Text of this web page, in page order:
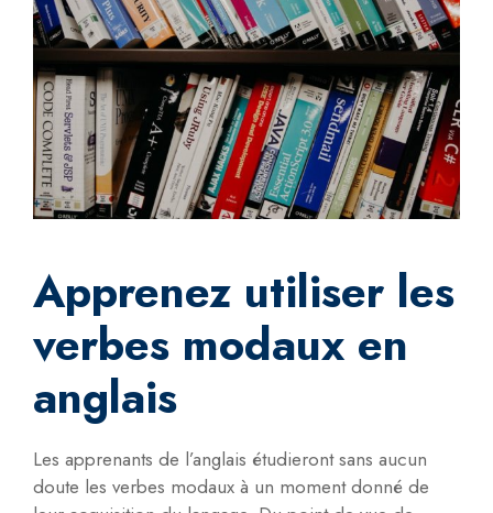
Apprenez utiliser les
verbes modaux en
anglais
Les apprenants de l’anglais étudieront sans aucun
doute les verbes modaux à un moment donné de